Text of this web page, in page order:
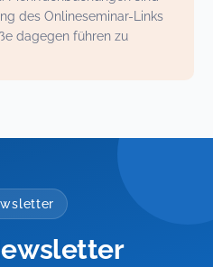
des Onlineseminar-Links
dagegen führen zu